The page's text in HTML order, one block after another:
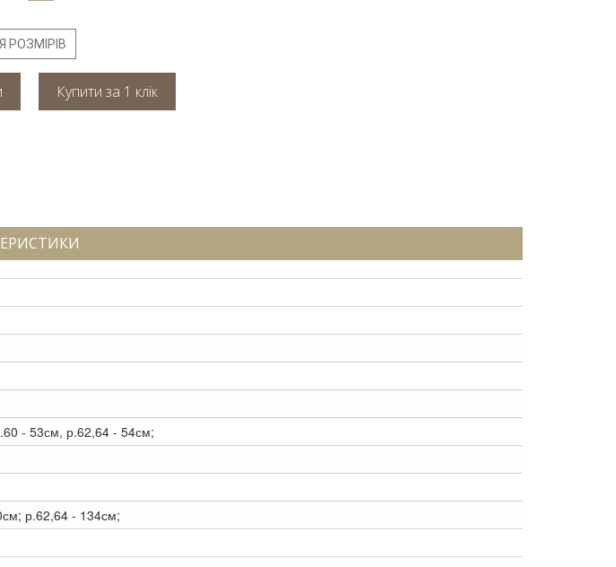
РОЗМІРІВ
- 53см, р.62,64 - 54см;
р.62,64 - 134см;